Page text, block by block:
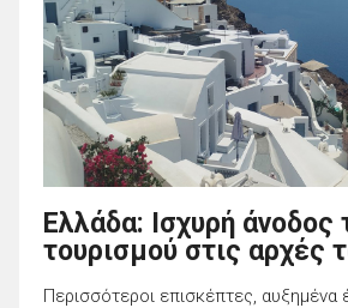
Ελλάδα: Ισχυρή άνοδος
τουρισμού στις αρχές
Περισσότεροι επισκέπτες, αυξημένα